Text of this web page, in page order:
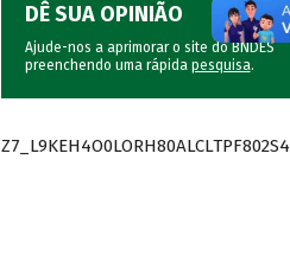
DÊ SUA OPINIÃO
Ajude-nos a aprimorar o site do BNDES
preenchendo uma rápida pesquisa.
Z7_L9KEH4O0LORH80ALCLTPF802S4